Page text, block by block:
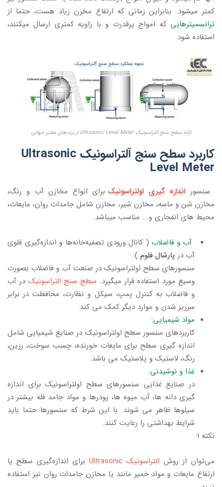
کمتر میشود. بنابراین زمانی که ارتفاع مخزن زیاد هست، حتما از
ترانسمیترهاییکه امواج پرقدرت و با زاویه کمتری ارسال میکنند،
استفاده شود.
ارائه سطح سنج التراسونیک Ultrasonic Level Meter از برندهای معتبر جهانی
کاربرد سطح سنج آلتراسونیک Ultrasonic
Level Meter
سنسور اندازه گیری اولتراسونیک برای انواع مخازن آب و رنگ،
مخازن شن و ماسه، مخازن شیر، مخازن شامل جامدات روان، مایعات،
محیط های انفجاری و…. مناسب میباشد.
آب و فاضلاب ( کانال ورودی تصفیه‌خانه‌ها و اندازه‌گیری فلوی
آب در پارشال فلوم )
:
سنسورهای سطح اولتراسونیک در صنعت آب و فاضلاب بصورت
وسیع مورد استفاده قرار میگیرد. سطح سنج التراسونیکدر آب
و فاضلاب به کنترل پمپ، سیکل و نظارت، محافظت در برابر
سرریز شدن و موارد دیگر کمک می کند.
مواد شیمیایی:
کاربردهای سنسور سطح اولتراسونیک در صنایع شیمیایی شامل
اندازه گیری سطح برای مایعات خورنده، چسب سوخت، رزین،
رنگ، لاستیک و پلاستیک می باشد.
غذا و نوشیدنی:
در صنایع غذایی سنسورهای سطح اولتراسونیک برای اندازه
گیری دانه ها، آب میوه ها، پودرها و مواد جامد فله بیشتر در
سیلوها ظاهر می شوند. با این شرط که سنسورها حتما باید
شرایط بهداشتی را رعایت کنند.
نکته ۱:
می‌توان از روش التراسونیک Ultrasonic
برای اندازه‌گیری سطح یا
ارتفاع مایعات و مواد خمیر مانند یا مخازن جامدات روان نیز استفاده